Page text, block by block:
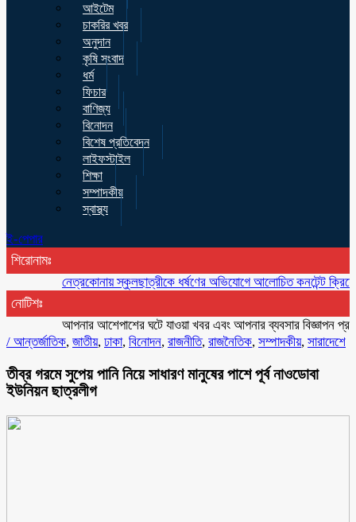
আইটেম
চাকরির খবর
অনুদান
কৃষি সংবাদ
ধর্ম
ফিচার
বাণিজ্য
বিনোদন
বিশেষ প্রতিবেদন
লাইফস্টাইল
শিক্ষা
সম্পাদকীয়
স্বাস্থ্য
ই-পেপার
শিরোনামঃ
নেত্রকোনায় স্কুলছাত্রীকে ধর্ষণের অভিযোগে আলোচিত কনটেন্ট ক্রিয়েটর
নোটিশঃ
আপনার আশেপাশের ঘটে যাওয়া খবর এবং আপনার ব্যবসার বিজ্ঞাপন প্রচারের
/ আন্তর্জাতিক, জাতীয়, ঢাকা, বিনোদন, রাজনীতি, রাজনৈতিক, সম্পাদকীয়, সারাদেশে
তীব্র গরমে সুপেয় পানি নিয়ে সাধারণ মানুষের পাশে পূর্ব নাওডোবা
ইউনিয়ন ছাত্রলীগ